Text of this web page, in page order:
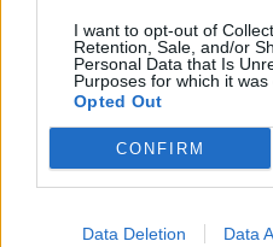
I want to opt-out of
Retention, Sale, and/or
Personal Data that Is
Purposes for which it was
Opted Out
CONFIRM
Data Deletion Data